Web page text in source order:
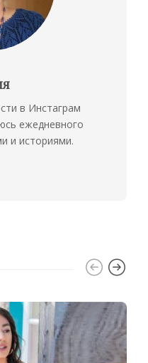
в Инстаграм
ежедневного
и историями.